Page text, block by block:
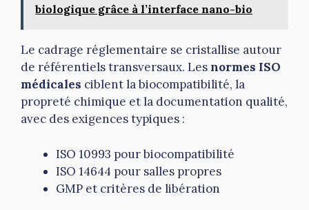
biologique grâce à l’interface nano-bio
Le cadrage réglementaire se cristallise autour
de référentiels transversaux. Lesnormes ISO
médicales ciblent la biocompatibilité, la
propreté chimique et la documentation qualité,
avec des exigences typiques :
ISO 10993 pour biocompatibilité
ISO 14644 pour salles propres
GMP et critères de libération